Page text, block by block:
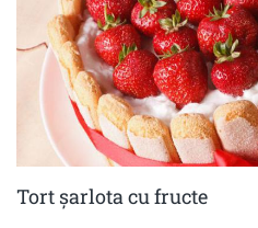
Tort șarlota cu fructe